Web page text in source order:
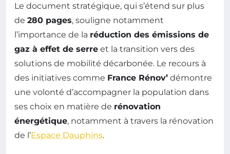
Le document stratégique, qui s’étend sur plus
de 280 pages, souligne notamment
l’importance de la réduction des émissions de
gaz à effet de serre et la transition vers des
solutions de mobilité décarbonée. Le recours à
des initiatives comme France Rénov’ démontre
une volonté d’accompagner la population dans
ses choix en matière de rénovation
énergétique, notamment à travers la rénovation
de l’Espace Dauphins.